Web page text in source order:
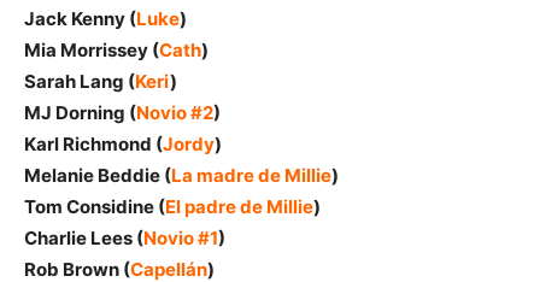
Jack Kenny (Luke)
Mia Morrissey (Cath)
Sarah Lang (Keri)
MJ Dorning (Novio #2)
Karl Richmond (Jordy)
Melanie Beddie (La madre de Millie)
Tom Considine (El padre de Millie)
Charlie Lees (Novio #1)
Rob Brown (Capellán)